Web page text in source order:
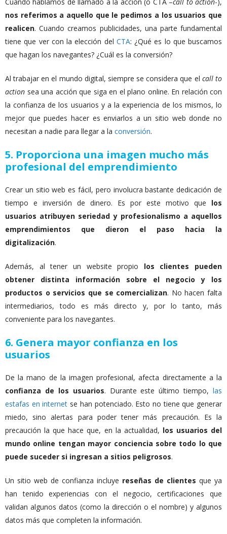
Cuando hablamos de llamado a la acción (o CTA –call to action-),
nos referimos a aquello que le pedimos a los usuarios que
realicen. Cuando creamos publicidades, una parte fundamental
tiene que ver con la elección del CTA: ¿Qué es lo que buscamos
que hagan los navegantes? ¿Cuál es la conversión?
Al trabajar en el mundo digital, siempre se considera que el call to
action sea una acción que siga en el plano online. En relación con
la confianza de los usuarios y a la experiencia de los mismos, lo
mejor que puedes hacer es enviarlos a un sitio web donde no
necesitan a nadie para llegar a la conversión.
5. Proporciona una imagen mucho más
profesional del emprendimiento
Crear un sitio web es fácil, pero involucra bastante dedicación de
tiempo e inversión de dinero. Es por este motivo que los
usuarios atribuyen seriedad y profesionalismo a aquellos
emprendimientos que dieron el paso hacia la
digitalización.
Además, al tener un website propio los clientes pueden
obtener distinta información sobre el negocio y los
productos o servicios que se comercializan. No hacen falta
intermediarios, todo es más directo y, por lo tanto, más
conveniente para los navegantes.
6. Genera mayor confianza en los
usuarios
De la mano de la imagen profesional, afecta directamente a la
confianza de los usuarios. Durante este último tiempo, las
estafas en internet se han potenciado. Esto no tiene que generar
miedo, sino alertas para poder tener más precaución. Es la
precaución la que hace que, en la actualidad, los usuarios del
mundo online tengan mayor conciencia sobre todo lo que
puede suceder si ingresan a sitios peligrosos.
Un sitio web de confianza incluye reseñas de clientes que ya
han tenido experiencias con el negocio, certificaciones que
validan algunos datos (como la dirección o el nombre) y algunos
datos más que completen la información.